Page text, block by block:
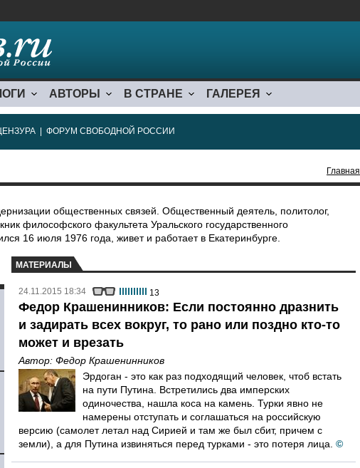
АВТОРЫ В СТРАНЕ ГАЛЕРЕЯ
ФОРУМ СВОБОДНОЙ РОССИИ
Главная
общественных связей. Общественный деятель, политолог,
философского факультета Уральского государственного
16 июля 1976 года, живет и работает в Екатеринбурге.
МАТЕРИАЛЫ
24.11.2015 18:34 13
Федор Крашенинников: Если постоянно дразнить
и задирать всех вокруг, то рано или поздно кто-то
может и врезать
Автор: Федор Крашенинников
Эрдоган - это как раз подходящий человек, чтоб встать
на пути Путина. Встретились два имперских
одиночества, нашла коса на камень. Турки явно не
намерены отступать и соглашаться на российскую
версию (самолет летал над Сирией и там же был сбит, причем с
земли), а для Путина извиняться перед турками - это потеря лица. ©